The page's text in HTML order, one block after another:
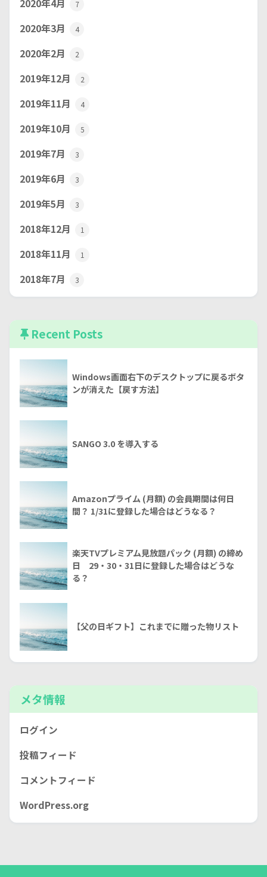
2020年4月 7
2020年3月 4
2020年2月 2
2019年12月 2
2019年11月 4
2019年10月 5
2019年7月 3
2019年6月 3
2019年5月 3
2018年12月 1
2018年11月 1
2018年7月 3
Recent Posts
Windows画面右下のデスクトップに戻るボタ
ンが消えた【戻す方法】
SANGO 3.0 を導入する
Amazonプライム (月額) の会員期間は何日
間？ 1/31に登録した場合はどうなる？
楽天TVプレミアム見放題パック (月額) の締め
日 29・30・31日に登録した場合はどうな
る？
【父の日ギフト】これまでに贈った物リスト
メタ情報
ログイン
投稿フィード
コメントフィード
WordPress.org